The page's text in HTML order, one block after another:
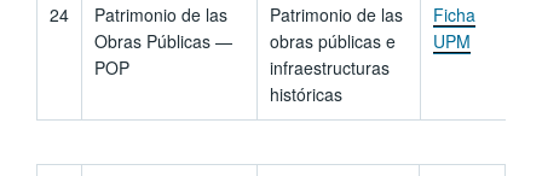
24
Patrimonio de las
Obras Públicas —
POP
Patrimonio de las
obras públicas e
infraestructuras
históricas
Ficha
UPM